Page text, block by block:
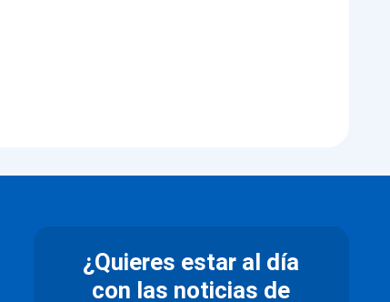
¿Quieres estar al día
con las noticias de